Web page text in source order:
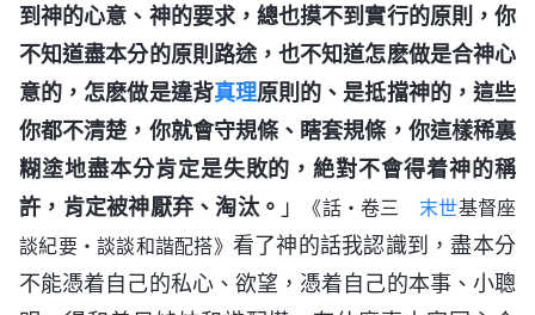
到神的心意、神的要求，總也摸不到實行的原則，你
不知道盡本分的原則路途，也不知道怎麽做是合神心
意的，怎麽做是違背真理原則的、是抵擋神的，這些
你都不清楚，你就會守規條、瞎套規條，你這樣稀裏
糊塗地盡本分肯定是失敗的，絶對不會得着神的稱
許，肯定被神厭弃、淘汰。 」 《話・卷三 末世基督座
談紀要・談談和諧配搭》 看了神的話我認識到，盡本分
不能憑着自己的私心、欲望，憑着自己的本事、小聰